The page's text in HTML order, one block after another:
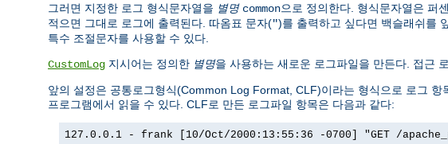
그러면 지정한 로그 형식문자열을 별명 common으로 정의한다. 형식문자열은 퍼
적으면 그대로 로그에 출력된다. 따옴표 문자(")를 출력하고 싶다면 백슬래쉬를
특수 조절문자를 사용할 수 있다.
CustomLog 지시어는 정의한 별명을 사용하는 새로운 로그파일을 만든다. 접근
앞의 설정은 공통로그형식(Common Log Format, CLF)이라는 형식으로 로그
프로그램에서 읽을 수 있다. CLF로 만든 로그파일 항목은 다음과 같다:
127.0.0.1 - frank [10/Oct/2000:13:55:36 -0700] "GET /